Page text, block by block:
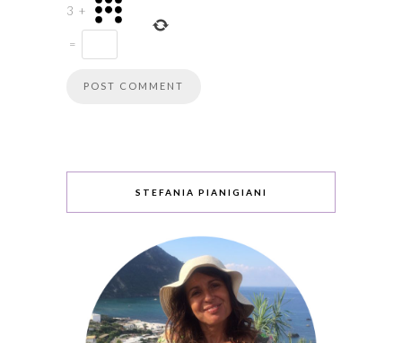
3 +
=
STEFANIA PIANIGIANI